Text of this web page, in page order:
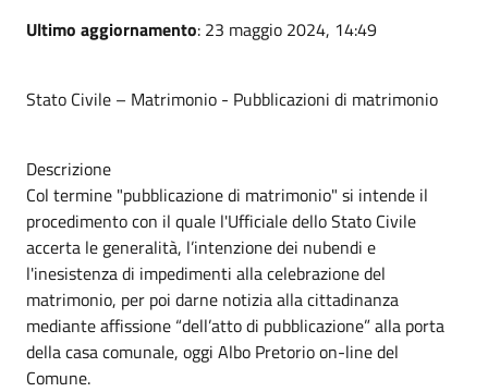
Ultimo aggiornamento: 23 maggio 2024, 14:49
Stato Civile – Matrimonio - Pubblicazioni di matrimonio
Descrizione
Col termine "pubblicazione di matrimonio" si intende il
procedimento con il quale l'Ufficiale dello Stato Civile
accerta le generalità, l’intenzione dei nubendi e
l'inesistenza di impedimenti alla celebrazione del
matrimonio, per poi darne notizia alla cittadinanza
mediante affissione “dell’atto di pubblicazione” alla porta
della casa comunale, oggi Albo Pretorio on-line del
Comune.